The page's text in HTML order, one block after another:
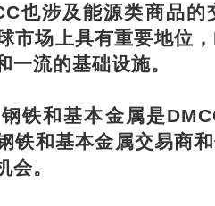
也涉及能源类商品的
市场上具有重要地位
一流的基础设施。
铁和基本金属是
铁和基本金属交易商
会。